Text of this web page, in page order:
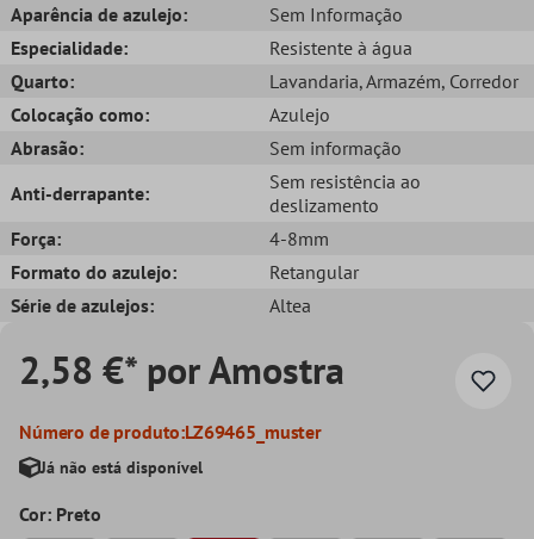
Aparência de azulejo:
Sem Informação
Especialidade:
Resistente à água
Quarto:
Lavandaria, Armazém, Corredor
Colocação como:
Azulejo
Abrasão:
Sem informação
Anti-derrapante:
Sem resistência ao
deslizamento
Força:
4-8mm
Formato do azulejo:
Retangular
Série de azulejos:
Altea
2,58 €* por Amostra
Número de produto:LZ69465_muster
Já não está disponível
Cor: Preto